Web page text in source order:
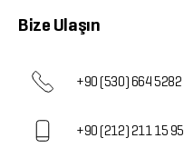
Bize Ulaşın
+90 (530) 664 5282
+90 (212) 211 15 95